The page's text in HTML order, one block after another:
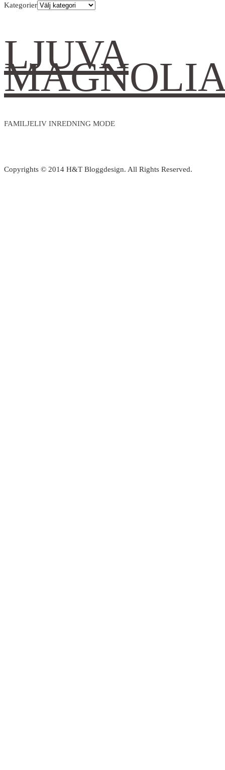
Kategorier
LJUVA
FAMILJELIV INREDNING MODE
Copyrights © 2014 H&T Bloggdesign. All Rights Reserved.